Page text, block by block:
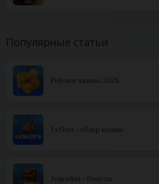
Популярные статьи
Рейтинг казино 2026
1xSlots - обзор казино
Jvspinbet - бонусы